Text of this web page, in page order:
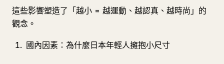
這些影響塑造了「越小 = 越運動、越認真、越時尚」的
觀念。
國內因素：為什麼日本年輕人擁抱小尺寸